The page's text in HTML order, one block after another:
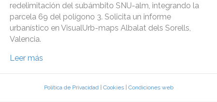
redelimitación del subámbito SNU-alm, integrando la
parcela 69 del polígono 3. Solicita un informe
urbanístico en VisualUrb-maps Albalat dels Sorells,
Valencia.
Leer más
Política de Privacidad| Cookies| Condiciones web